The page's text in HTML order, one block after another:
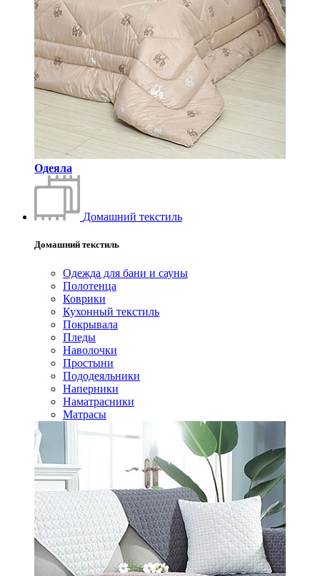
Одеяла
Домашний текстиль
Домашний текстиль
Одежда для бани и сауны
Полотенца
Коврики
Кухонный текстиль
Покрывала
Пледы
Наволочки
Простыни
Пододеяльники
Наперники
Наматрасники
Матрасы